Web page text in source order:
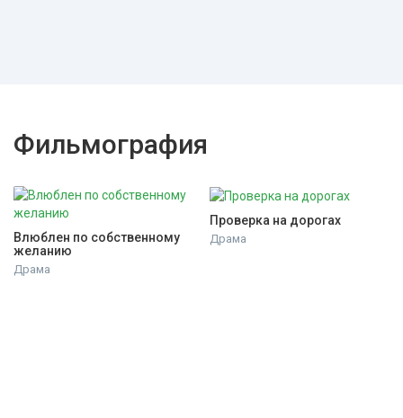
Фильмография
Влюблен по собственному
желанию
Драма
Проверка на дорогах
Драма